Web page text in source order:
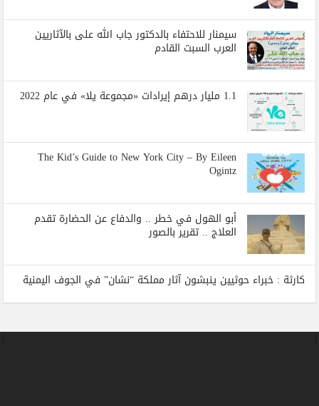
سيمنار للاحتفاء بالدكتور جاب الله على بالآثاريين
العرب السبت القادم
1.1 مليار درهم إيرادات «مجموعة يلا» في عام 2022
The Kid’s Guide to New York City – By Eileen
Ogintz
أبو الهول في خطر .. والدفاع عن الحضارة تقدم
العلاج .. تقرير بالصور
كارثة : خبراء حوثيين ينبشون آثار مملكة “نشان” في الجوف اليمنية